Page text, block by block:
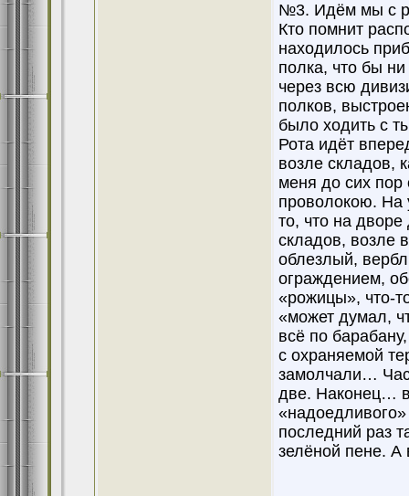
№3. Идём мы с
Кто помнит
находилось
полка, что бы
через всю
полков,
было ходить с
Рота идёт
возле складов,
меня до сих
проволокою. На
то, что на
складов, возле
облезлый,
ограждением,
«рожицы», что-
«может думал,
всё по
с охраняемой
замолчали…
две. Наконец…
последний раз
зелёной пене.